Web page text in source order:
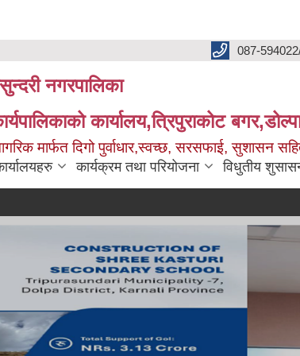
087-
नगरपालिका
कार्यालय,त्रिपुराकोट
मार्फत दिगो पुर्वाधार,स्वच्छ, सरसफाई, सुशासन
कार्यक्रम तथा परियोजना विधुतीय